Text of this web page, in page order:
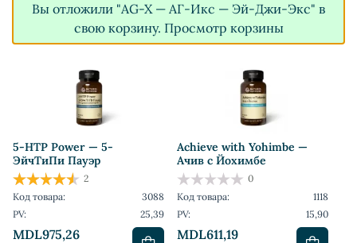
Вы отложили "AG-X — АГ-Икс — Эй-Джи-Экс" в
свою корзину. Просмотр корзины
5-HTP Power — 5-
ЭйчТиПи Пауэр
MDL975,26
2
Код товара:
3088
PV:
25,39
Achieve with Yohimbe —
Ачив с Йохимбе
MDL611,19
0
Код товара:
1118
PV:
15,90